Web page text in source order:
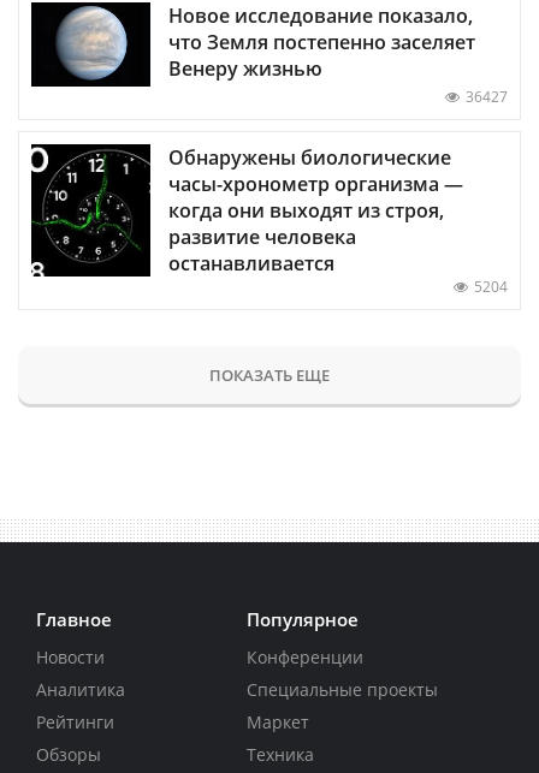
Новое исследование показало,
что Земля постепенно заселяет
Венеру жизнью
36427
Обнаружены биологические
часы-хронометр организма —
когда они выходят из строя,
развитие человека
останавливается
5204
ПОКАЗАТЬ ЕЩЕ
Главное
Новости
Аналитика
Рейтинги
Обзоры
Популярное
Конференции
Специальные проекты
Маркет
Техника